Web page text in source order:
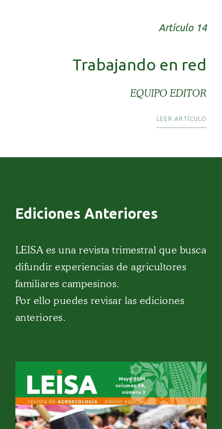
Artículo 14
Trabajando en red
EQUIPO EDITOR
LEER ARTÍCULO
Ediciones Anteriores
LEISA es una revista trimestral que busca
difundir experiencias de agricultores
familiares campesinos.
Por ello puedes revisar las ediciones
anteriores.